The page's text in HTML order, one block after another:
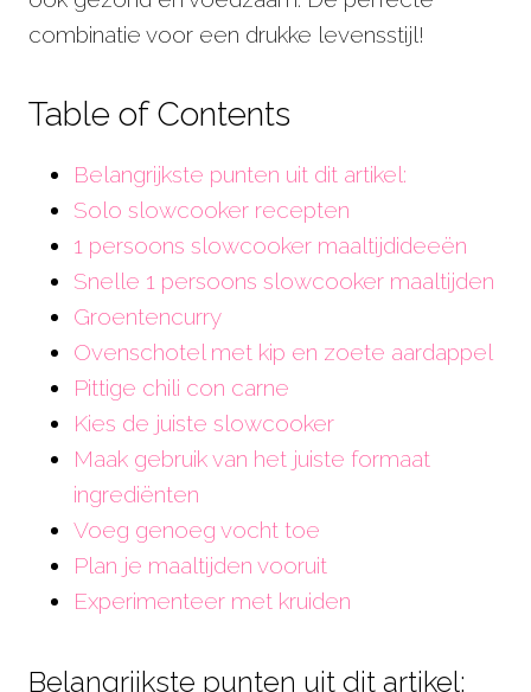
combinatie voor een drukke levensstijl!
Table of Contents
Belangrijkste punten uit dit artikel:
Solo slowcooker recepten
1 persoons slowcooker maaltijdideeën
Snelle 1 persoons slowcooker maaltijden
Groentencurry
Ovenschotel met kip en zoete aardappel
Pittige chili con carne
Kies de juiste slowcooker
Maak gebruik van het juiste formaat
ingrediënten
Voeg genoeg vocht toe
Plan je maaltijden vooruit
Experimenteer met kruiden
Belangrijkste punten uit dit artikel: